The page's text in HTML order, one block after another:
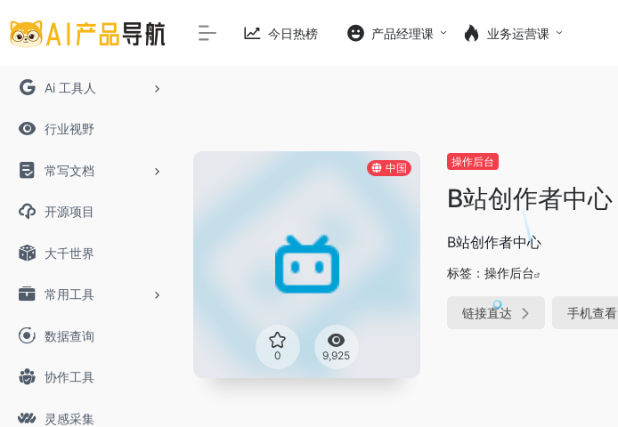
Ai 工具人
行业视野
常写文档
开源项目
大千世界
常用工具
数据查询
协作工具
灵感采集
今日热榜 产品经理课 业务运营课
中国
0 9,925
操作后台
B站创作者中心
B站创作者中心
标签： 操作后台
链接直达 手机查看